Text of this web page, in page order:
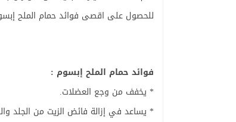
للحصول على اقصى فوائد حمام الملح
فوائد حمام الملح إبسوم :
* يخفف من وجع العضلات.
* يساعد في إزالة فائض الزيت من الجلد